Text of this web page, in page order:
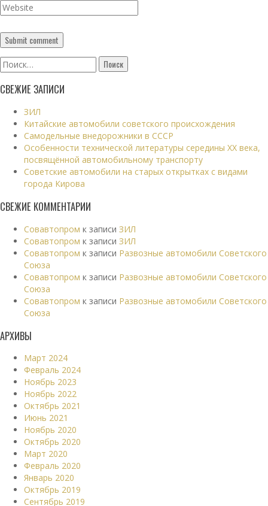
Найти:
СВЕЖИЕ ЗАПИСИ
ЗИЛ
Китайские автомобили советского происхождения
Самодельные внедорожники в СССР
Особенности технической литературы середины XX века,
посвящённой автомобильному транспорту
Советские автомобили на старых открытках с видами
города Кирова
СВЕЖИЕ КОММЕНТАРИИ
Совавтопром к записи ЗИЛ
Совавтопром к записи ЗИЛ
Совавтопром к записи Развозные автомобили Советского
Союза
Совавтопром к записи Развозные автомобили Советского
Союза
Совавтопром к записи Развозные автомобили Советского
Союза
АРХИВЫ
Март 2024
Февраль 2024
Ноябрь 2023
Ноябрь 2022
Октябрь 2021
Июнь 2021
Ноябрь 2020
Октябрь 2020
Март 2020
Февраль 2020
Январь 2020
Октябрь 2019
Сентябрь 2019